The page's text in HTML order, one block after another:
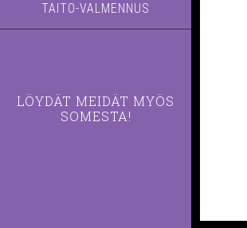
TAITO-VALMENNUS
LÖYDÄT MEIDÄT MYÖS
SOMESTA!